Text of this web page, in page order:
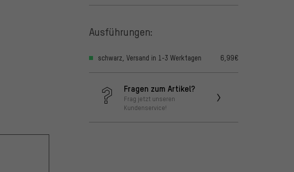
Ausführungen:
schwarz, Versand in 1-3 Werktagen 6,99€
Fragen zum Artikel?
Frag jetzt unseren
Kundenservice!